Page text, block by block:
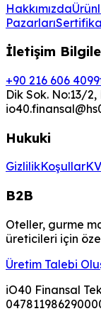
Hakkımızda
Pazarları
İletişim
+90 216 606 4099
Dik Sok. No:13/
Hukuki
GizlilikKoşullar
B2B
Oteller, gurme
üreticileri için
Üretim Talebi
iO40 Finansal